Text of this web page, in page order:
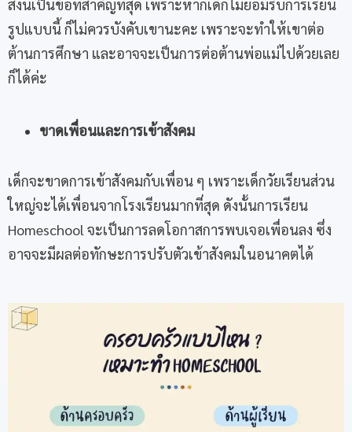
สิ่งนี้เป็นข้อที่สำคัญที่สุด เพราะหากเด็กไม่ยอมรับการเรียน
รูปแบบนี้ ก็ไม่ควรบังคับเขานะคะ เพราะจะทำให้เขาต่อ
ต้านการศึกษา และอาจจะเป็นการต่อต้านพ่อแม่ไปด้วยเลย
ก็ได้ค่ะ
ขาดเพื่อนและการเข้าสังคม
เด็กจะขาดการเข้าสังคมกับเพื่อน ๆ เพราะเด็กวัยเรียนส่วน
ใหญ่จะได้เพื่อนจากโรงเรียนมากที่สุด ดังนั้นการเรียน
Homeschool จะเป็นการลดโอกาสการพบเจอเพื่อนลง ซึ่ง
อาจจะมีผลต่อทักษะการปรับตัวเข้าสังคมในอนาคตได้